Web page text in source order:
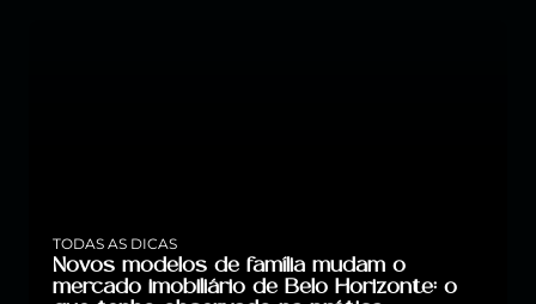
TODAS AS DICAS
Novos modelos de família mudam o
mercado imobiliário de Belo Horizonte: o